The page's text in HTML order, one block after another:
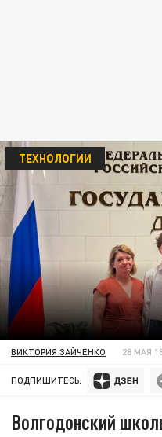
ТЕХНОЛОГИИ
ВИКТОРИЯ ЗАЙЧЕНКО 28 МАЯ
ПОДПИШИТЕСЬ:
Волгодонский